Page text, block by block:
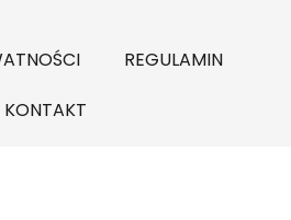
REGULAMIN
KONTAKT